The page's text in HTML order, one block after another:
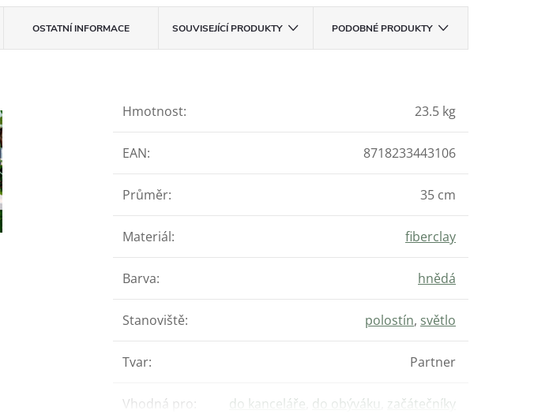
OSTATNÍ INFORMACE SOUVISEJÍCÍ PRODUKTY PODOBNÉ PRODUKTY
Hmotnost: 23.5 kg
EAN: 8718233443106
Průměr: 35 cm
Materiál: fiberclay
Barva: hnědá
Stanoviště: polostín, světlo
Tvar: Partner
Vhodná pro: do kanceláře do obýváku začátečníky